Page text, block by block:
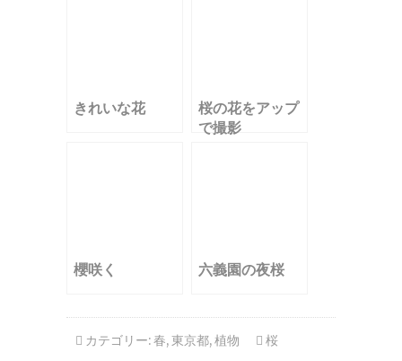
きれいな花
桜の花をアップ
で撮影
櫻咲く 六義園の夜桜
カテゴリー:春,東京都,植物 桜